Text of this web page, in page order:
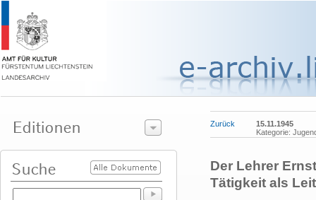
Zurück
15.11.1945
Kategorie:
Der Lehrer
Tätigkeit als